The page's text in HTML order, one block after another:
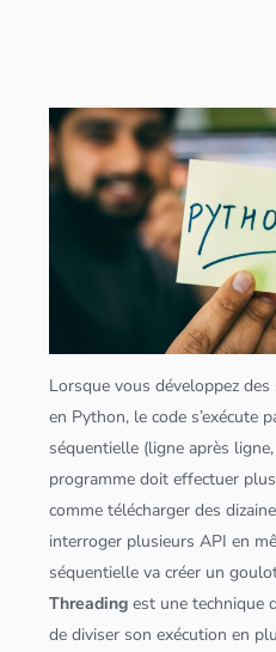
Lorsque vous développez
en Python, le code s’exécute
séquentielle (ligne après
programme doit effectuer
comme télécharger des
interroger plusieurs API en
séquentielle va créer un
Threading est une technique
de diviser son exécution en